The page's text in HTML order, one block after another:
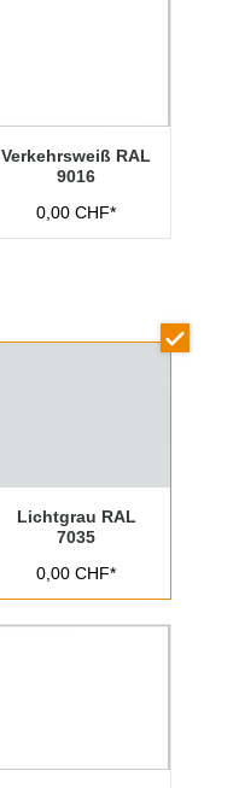
Verkehrsweiß RAL
9016
0,00 CHF*
Lichtgrau RAL
7035
0,00 CHF*